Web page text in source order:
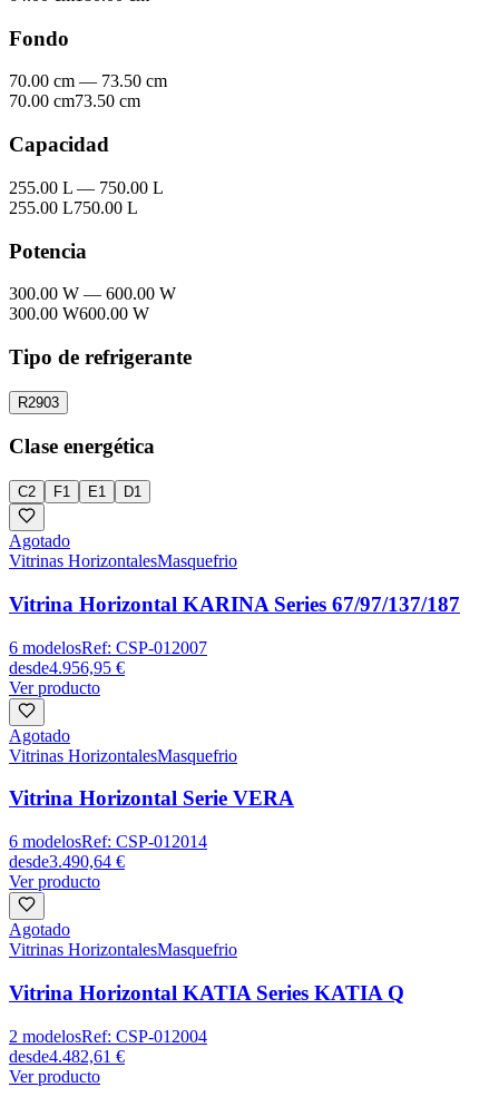
Fondo
70.00 cm — 73.50 cm
70.00 cm73.50 cm
Capacidad
255.00 L — 750.00 L
255.00 L750.00 L
Potencia
300.00 W — 600.00 W
300.00 W600.00 W
Tipo de refrigerante
R2903
Clase energética
C2 F1 E1 D1
Agotado
Vitrinas HorizontalesMasquefrio
Vitrina Horizontal KARINA Series 67/97/137/187
6 modelosRef: CSP-012007
desde4.956,95 €
Ver producto
Agotado
Vitrinas HorizontalesMasquefrio
Vitrina Horizontal Serie VERA
6 modelosRef: CSP-012014
desde3.490,64 €
Ver producto
Agotado
Vitrinas HorizontalesMasquefrio
Vitrina Horizontal KATIA Series KATIA Q
2 modelosRef: CSP-012004
desde4.482,61 €
Ver producto